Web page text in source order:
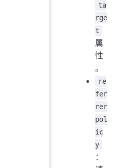
ta
rge
t
属
性
。
re
fer
rer
pol
ic
y
：